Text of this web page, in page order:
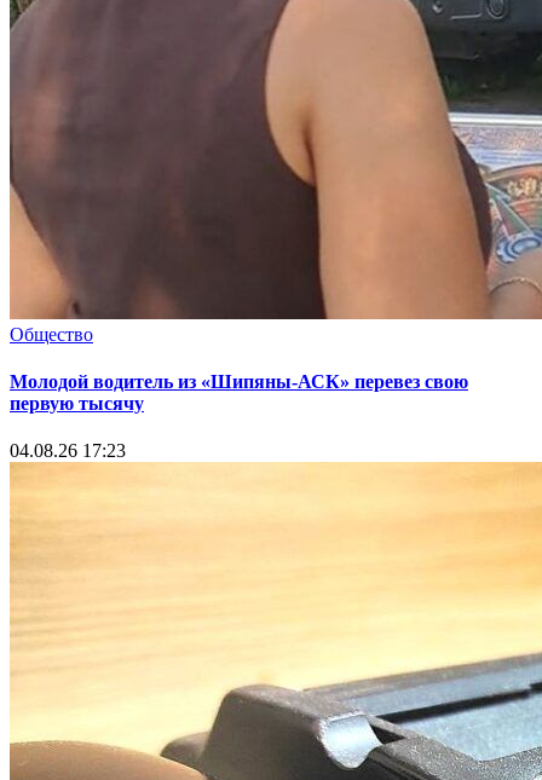
Общество
Молодой водитель из «Шипяны-АСК» перевез свою
первую тысячу
04.08.26 17:23